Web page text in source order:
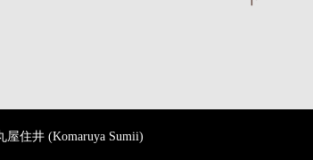
屋住井 (Komaruya Sumii)